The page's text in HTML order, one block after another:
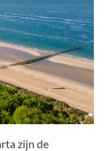
zijn de